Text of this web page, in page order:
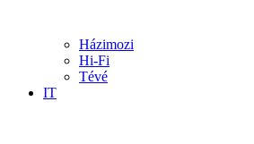
Házimozi
Hi-Fi
Tévé
IT